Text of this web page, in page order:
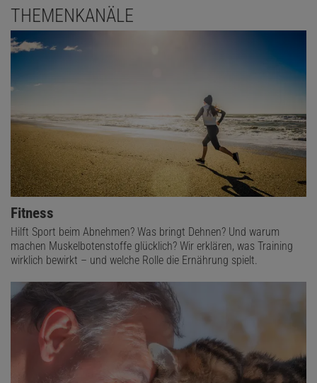
THEMENKANÄLE
Fitness
Hilft Sport beim Abnehmen? Was bringt Dehnen? Und warum
machen Muskelbotenstoffe glücklich? Wir erklären, was Training
wirklich bewirkt – und welche Rolle die Ernährung spielt.